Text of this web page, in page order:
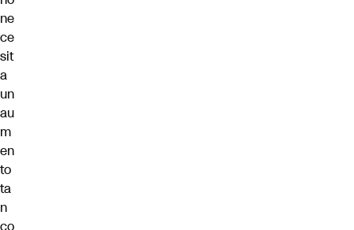
ne
ce
sit
a
un
au
m
en
to
ta
n
co